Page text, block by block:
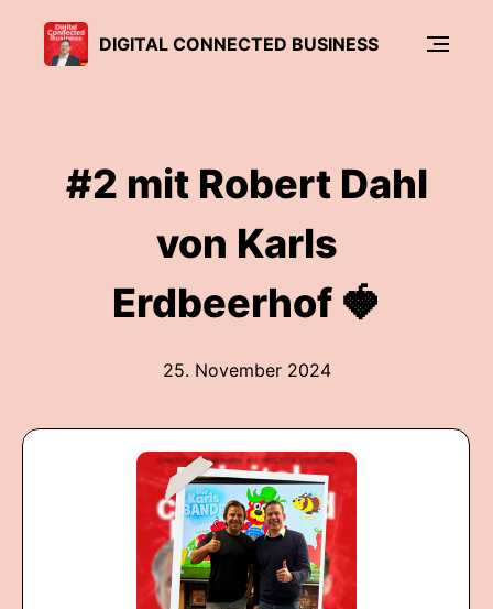
DIGITAL CONNECTED BUSINESS
#2 mit Robert Dahl
von Karls
Erdbeerhof 🍓
25. November 2024